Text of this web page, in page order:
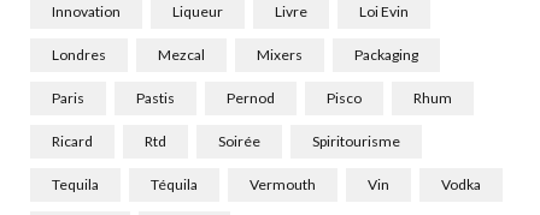
Innovation Liqueur Livre Loi Evin
Londres Mezcal Mixers Packaging
Paris Pastis Pernod Pisco Rhum
Ricard Rtd Soirée Spiritourisme
Tequila Téquila Vermouth Vin Vodka